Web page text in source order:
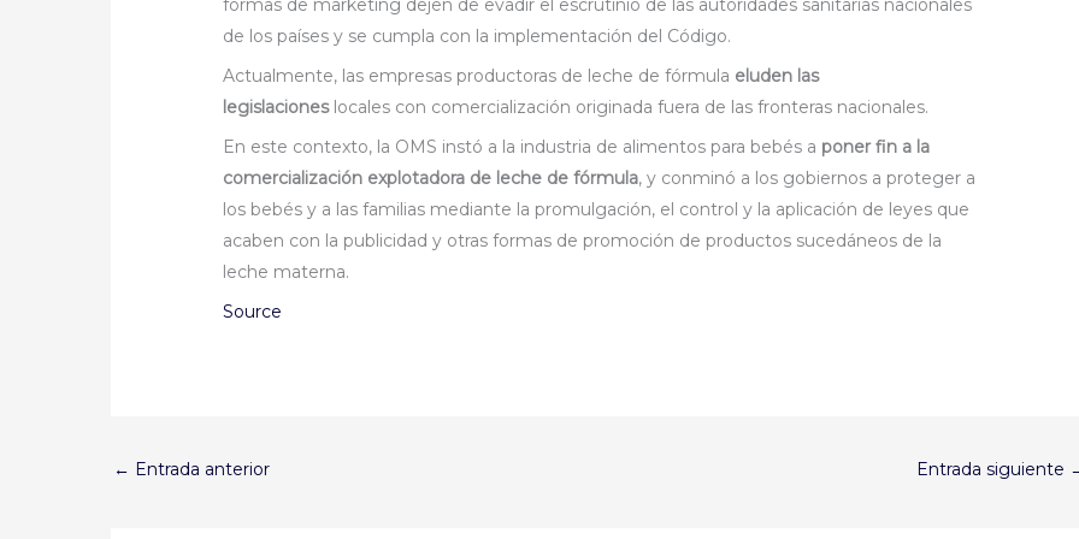
de los países y se cumpla con la implementación del Código.
Actualmente, las empresas productoras de leche de fórmula eluden las
legislacioneslocales con comercialización originada fuera de las fronteras nacionales.
En este contexto, la OMS instó a la industria de alimentos para bebés a poner fin a la
comercialización explotadora de leche de fórmula, y conminó a los gobiernos a proteger a
los bebés y a las familias mediante la promulgación, el control y la aplicación de leyes que
acaben con la publicidad y otras formas de promoción de productos sucedáneos de la
leche materna.
Source
← Entrada anterior Entrada siguiente